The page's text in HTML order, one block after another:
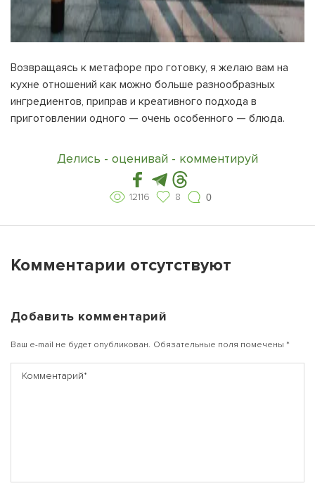
Возвращаясь к метафоре про готовку, я желаю вам на
кухне отношений как можно больше разнообразных
ингредиентов, приправ и креативного подхода в
приготовлении одного — очень особенного — блюда.
Делись - оценивай - комментируй
12116 8 0
Комментарии отсутствуют
Добавить комментарий
Ваш e-mail не будет опубликован. Обязательные поля помечены *